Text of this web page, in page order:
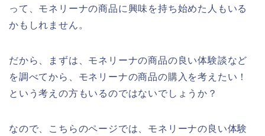
って、モネリーナの商品に興味を持ち始めた人もいる
かもしれません。
だから、まずは、モネリーナの商品の良い体験談など
を調べてから、モネリーナの商品の購入を考えたい！
という考えの方もいるのではないでしょうか？
なので、こちらのページでは、モネリーナの良い体験